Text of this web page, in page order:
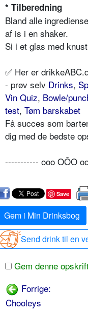
* Tilberedning
Bland alle
af is i en shaker.
Si i et glas med
✅ Her er
- prøv selv Drinks,
Vin Quiz, Bowle/
test, Tøm barskabet
Få succes som
dig med de bedste
----------- ooo OÔO
Save
Gem i Min Drinksbog
Send drink til en
Gem denne
Forrige:
Chooleys